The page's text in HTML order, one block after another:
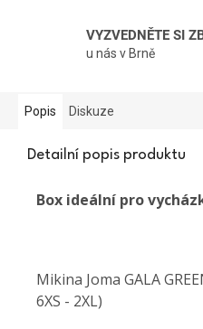
VYZVEDNĚTE SI
u nás v Brně
Popis Diskuze
Detailní popis produktu
Box ideální pro
Mikina Joma GALA
6XS - 2XL)